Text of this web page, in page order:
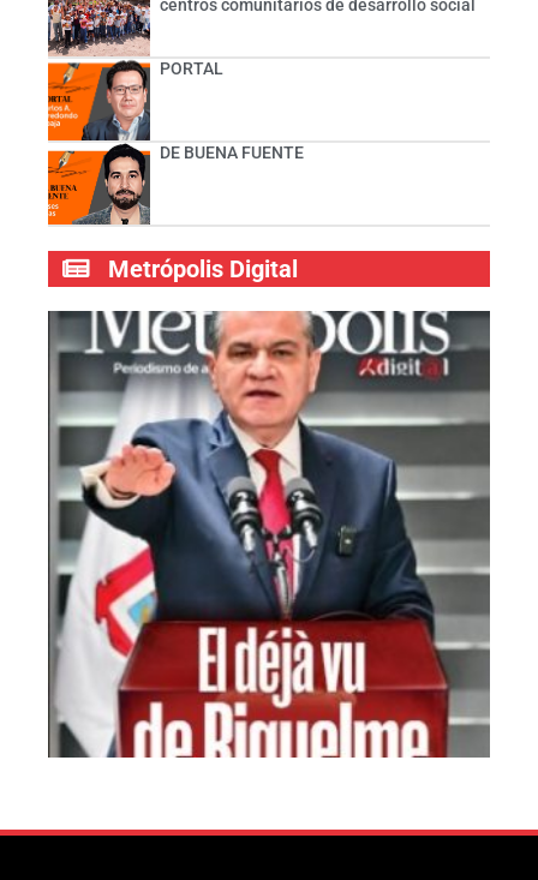
centros comunitarios de desarrollo social
PORTAL
DE BUENA FUENTE
Metrópolis Digital